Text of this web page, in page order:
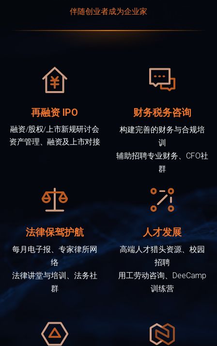
伴随创业者成为企业家
再融资 IPO
融资/股权/上市新规研讨会
资产管理、融资及上市对接
财务税务咨询
构建完善的财务与合规培
训
辅助招聘专业财务、CFO社
群
法律保驾护航
每月电子报、专家律所网
络
法律讲堂与培训、法务社
群
人才发展
高端人才猎头资源、校园
招聘
用工劳动咨询、DeeCamp
训练营